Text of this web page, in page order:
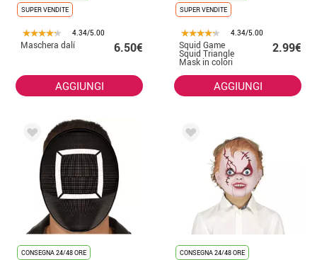
SUPER VENDITE
4.34/5.00
Maschera dalí 6.50€
AGGIUNGI
SUPER VENDITE
4.34/5.00
Squid Game
Squid Triangle
Mask in colori
2.99€
AGGIUNGI
CONSEGNA 24/48 ORE
CONSEGNA 24/48 ORE